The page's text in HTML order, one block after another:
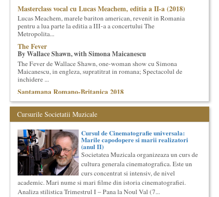
Masterclass vocal cu Lucas Meachem, editia a II-a (2018)
Lucas Meachem, marele bariton american, revenit in Romania
pentru a lua parte la editia a III-a a concertului The
Metropolita...
The Fever
By Wallace Shawn, with Simona Maicanescu
The Fever de Wallace Shawn, one-woman show cu Simona
Maicanescu, in engleza, supratitrat in romana; Spectacolul de
inchidere ...
Saptamana Romano-Britanica 2018
Masterclass de traducere literara stilizata de scriitori
englezi
“Lidia Vianu’s Students Translate” Ediția a III-a / 16-21
aprilie 2018 5 scriitori britanici şi o edi...
Cursul de Lingvistica (anul II)
Societatea Muzicala organizeaza un curs de cultura generala
lingvistica. Este un curs intensiv si concentrat, de nivel
academ...
Societatea Culturala
Platforma online de marketing cultural
Descrierea produsului principal (platforma Internet)
Cursurile Societatii Muzicale
Cursul de Cinematografie universala:
Marile capodopere si marii realizatori
(anul II)
Societatea Muzicala organizeaza un curs de
cultura generala cinematografica. Este un
curs concentrat si intensiv, de nivel
academic. Mari nume si mari filme din istoria cinematografiei.
Analiza stilistica Trimestrul I – Pana la Noul Val (7...